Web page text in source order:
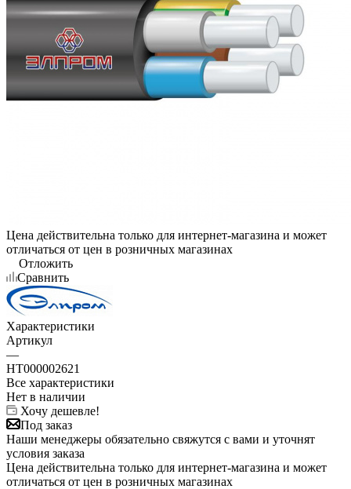
Цена действительна только для интернет-магазина и может
отличаться от цен в розничных магазинах
Отложить
Сравнить
Характеристики
Артикул
—
НТ000002621
Все характеристики
Нет в наличии
Хочу дешевле!
Под заказ
Наши менеджеры обязательно свяжутся с вами и уточнят
условия заказа
Цена действительна только для интернет-магазина и может
отличаться от цен в розничных магазинах